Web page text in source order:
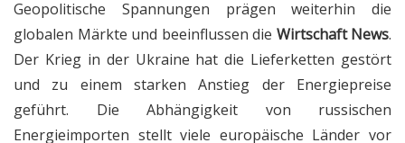
Geopolitische Spannungen prägen weiterhin die
globalen Märkte und beeinflussen die Wirtschaft News.
Der Krieg in der Ukraine hat die Lieferketten gestört
und zu einem starken Anstieg der Energiepreise
geführt. Die Abhängigkeit von russischen
Energieimporten stellt viele europäische Länder vor